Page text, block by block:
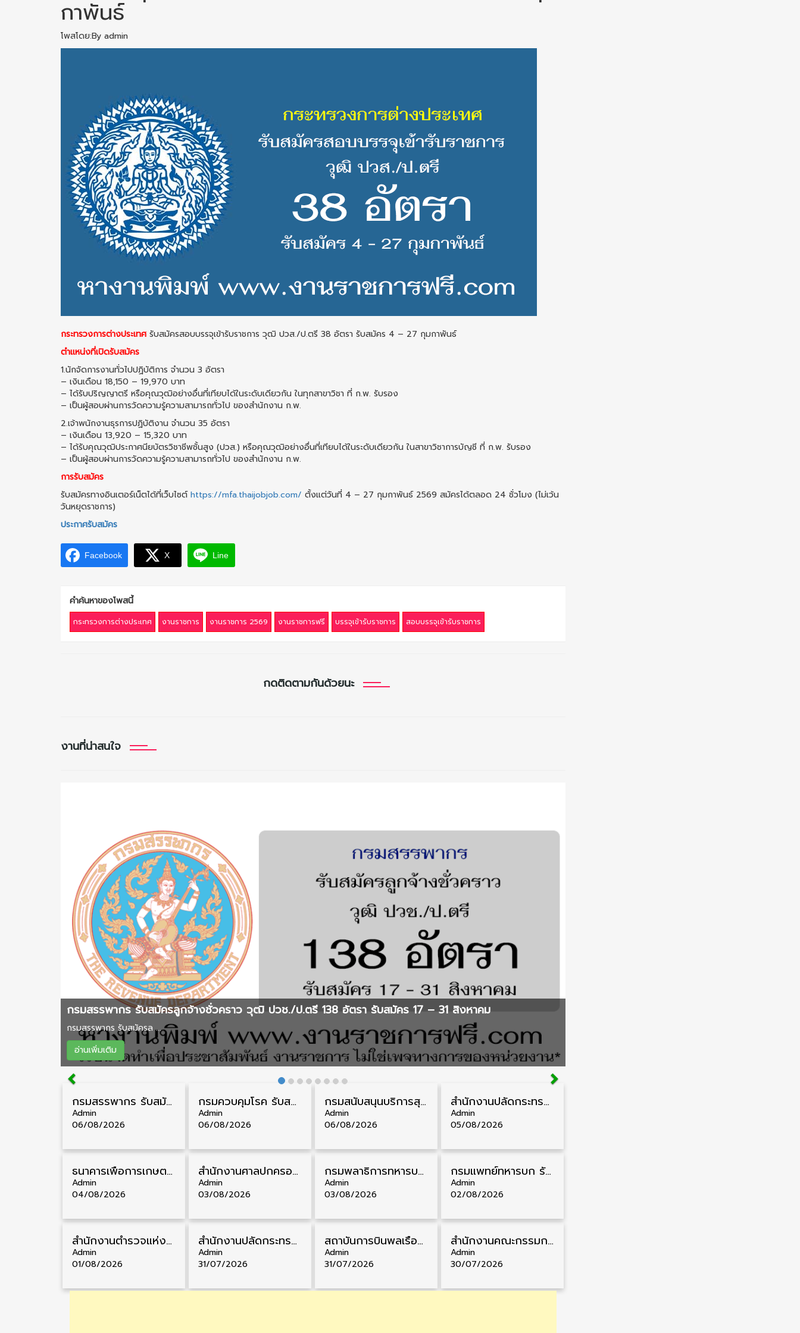
กาพันธ์
โพสโดย:By admin
กระทรวงการต่างประเทศรับสมัครสอบบรรจุเข้ารับราชการ วุฒิ ปวส./ป.ตรี 38 อัตรา รับสมัคร 4 – 27 กุมกาพันธ์
ตำแหน่งที่เปิดรับสมัคร
1.นักจัดการงานทั่วไปปฏิบัติการ จำนวน 3 อัตรา
– เงินเดือน 18,150 – 19,970 บาท
– ได้รับปริญญาตรี หรือคุณวุฒิอย่างอื่นที่เทียบได้ในระดับเดียวกัน ในทุกสาขาวิชา ที่ ก.พ. รับรอง
– เป็นผู้สอบผ่านการวัดความรู้ความสามารถทั่วไป ของสำนักงาน ก.พ.
2.เจ้าพนักงานธุรการปฏิบัติงาน จำนวน 35 อัตรา
– เงินเดือน 13,920 – 15,320 บาท
– ได้รับคุณวุฒิประกาศนียบัตรวิชาชีพชั้นสูง (ปวส.) หรือคุณวุฒิอย่างอื่นที่เทียบได้ในระดับเดียวกัน ในสาขาวิชาการบัญชี ที่ ก.พ. รับรอง
– เป็นผู้สอบผ่านการวัดความรู้ความสามารถทั่วไป ของสำนักงาน ก.พ.
การรับสมัคร
รับสมัครทางอินเตอร์เน็ตได้ที่เว็บไซต์https://mfa.thaijobjob.com/ ตั้งแต่วันที่ 4 – 27 กุมกาพันธ์ 2569 สมัครได้ตลอด 24 ชั่วโมง (ไม่เว้น
วันหยุดราชการ)
ประกาศรับสมัคร
Facebook X Line
คำค้นหาของโพสนี้
กระทรวงการต่างประเทศ งานราชการ งานราชการ 2569 งานราชการฟรี บรรจุเข้ารับราชการ สอบบรรจุเข้ารับราชการ
กดติดตามกันด้วยนะ
งานที่น่าสนใจ
กรมสรรพากร รับสมัครลูกจ้างชั่วคราว วุฒิ ปวช./ป.ตรี 138 อัตรา รับสมัคร 17 – 31 สิงหาคม
กรมสรรพากร รับสมัครล ...
อ่านเพิ่มเติม
กรมสรรพากร รับสมัครลูกจ้างชั่วคราว วุฒิ ปวช./ป.ตรี 138 อัตรา รับสมัคร 17 – 31 สิงหาคม
Admin
06/08/2026
กรมควบคุมโรค รับสมัครสอบบรรจุเข้ารับราชการ วุฒิ ปวส./ป.ตรี 17 อัตรา รับสมัคร 17 สิงหาคม – 4 กันยายน
Admin
06/08/2026
กรมสนับสนุนบริการสุขภาพ รับสมัครคัดเลือกพนักงานราชการ วุฒิ ปวส./ป.ตรี 13 อัตรา รับสมัคร 11 – 20 สิงหาคม
Admin
06/08/2026
สำนักงานปลัดกระทรวงสาธารณสุข รับสมัครพนักงานราชการรูปแบบพิเศษ วุฒิ ปวส./ป.ตรี 102 อัตรา รับสมัคร 17 – 28 สิงหาคม
Admin
05/08/2026
ธนาคารเพื่อการเกษตรและสหกรณ์การเกษตร รับสมัครบุคคลเพื่อเป็นผู้ช่วยพนักงาน วุฒิ ป.ตรี 5 อัตรา รับสมัคร 4 – 14 สิงหาคม
Admin
04/08/2026
สํานักงานศาลปกครอง รับสมัครสอบบรรจุเข้ารับราชการ วุฒิ ป.ตรี 72 อัตรา รับสมัคร 31 สิงหาคม – 18 กันยายน
Admin
03/08/2026
กรมพลาธิการทหารบก รับสมัครพนักงานราชการ วุฒิ ม.3/ม.6/ปวช. 66 อัตรา รับสมัคร 10 – 17 สิงหาคม
Admin
03/08/2026
กรมแพทย์ทหารบก รับสมัครพนักงานราชการ วุฒิ ม.3/ม.6/ปวช./ปวท./ปวส. 6 อัตรา รับสมัคร 3 – 7 สิงหาคม
Admin
02/08/2026
สำนักงานตำรวจแห่งชาติ รับสมัครสอบนายสิบตำรวจ วุฒิ ม.6/ปวช. 6,000 อัตรา รับสมัคร 8 – 19 สิงหาคม
Admin
01/08/2026
สำนักงานปลัดกระทรวงพาณิชย์ รับสมัครคัดเลือกพนักงานราชการ วุฒิ ปวส./ป.ตรี 11 อัตรา รับสมัคร 10 – 21 สิงหาคม
Admin
31/07/2026
สถาบันการบินพลเรือน รับสมัครคัดเลือกเป็นพนักงาน วุฒิ ป.ตรี/ป.โท/ป.เอก 11 อัตรา รับสมัคร 27 กรกฎาคม – 10 สิงหาคม
Admin
31/07/2026
สำนักงานคณะกรรมการนโยบายที่ดินแห่งชาติ รับสมัครคัดเลือกพนักงานราชการ วุฒิ ป.ตรี 6 อัตรา รับสมัคร 13 กรกฎาคม – 6 สิงหาคม
Admin
30/07/2026